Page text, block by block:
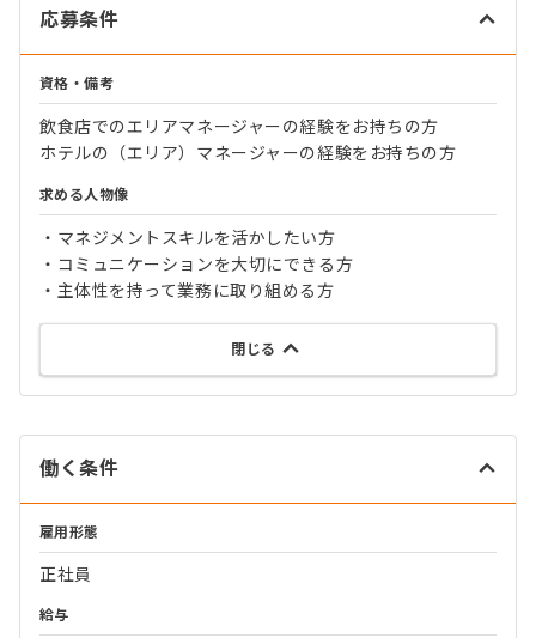
応募条件
資格・備考
飲食店でのエリアマネージャーの経験をお持ちの方
ホテルの（エリア）マネージャーの経験をお持ちの方
求める人物像
・マネジメントスキルを活かしたい方
・コミュニケーションを大切にできる方
・主体性を持って業務に取り組める方
閉じる
働く条件
雇用形態
正社員
給与